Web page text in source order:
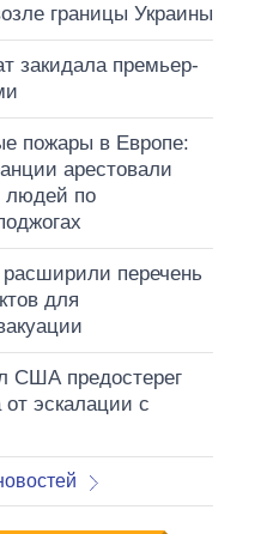
границы Украины
закидала премьер-
пожары в Европе:
арестовали
людей по
перечень
для
США предостерег
эскалации с